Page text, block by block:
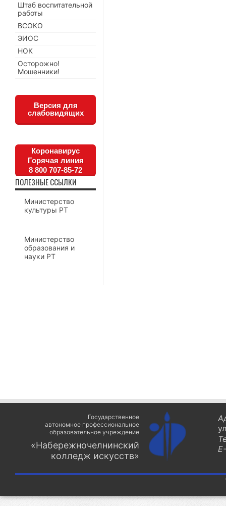
Штаб воспитательной
работы
ВСОКО
ЭИОС
НОК
Осторожно!
Мошенники!
Версия для
слабовидящих
Коронавирус
Горячая линия
8 800 707-85-72
ПОЛЕЗНЫЕ ССЫЛКИ
Министерство
культуры РТ
Министерство
образования и
науки РТ
Государственное
автономное профессиональное
образовательное учреждение
«Набережночелнинский
колледж искусств»